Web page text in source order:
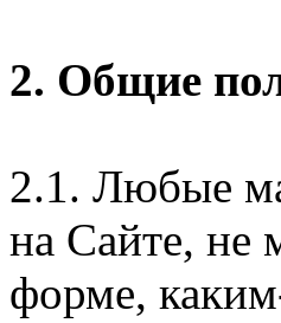
2. Общие
2.1. Любые
на Сайте, не
форме,